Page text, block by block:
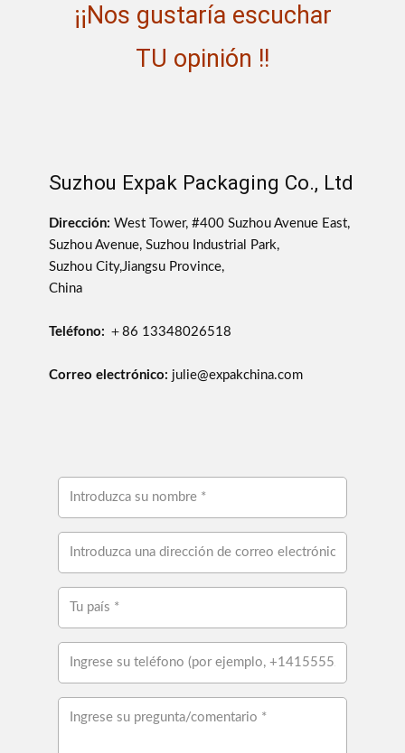
¡¡Nos gustaría escuchar
TU opinión !!
Suzhou Expak Packaging Co., Ltd
Dirección: West Tower, #400 Suzhou Avenue East,
Suzhou Avenue, Suzhou Industrial Park,
Suzhou City,Jiangsu Province,
China
Teléfono: ＋86 13348026518
Correo electrónico: julie@expakchina.com